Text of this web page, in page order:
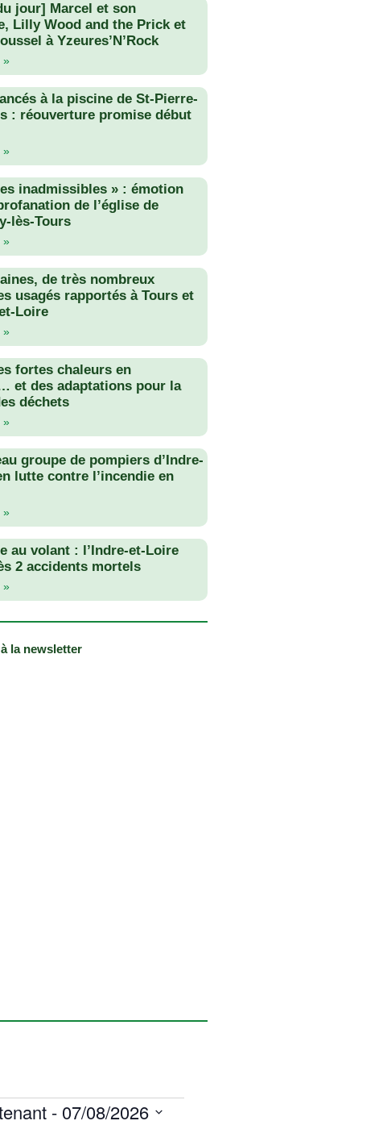
jour] Marcel et son
Lilly Wood and the Prick et
à Yzeures’N’Rock
»
à la piscine de St-Pierre-
: réouverture promise début
»
inadmissibles » : émotion
de l’église de
lès-Tours
»
de très nombreux
usagés rapportés à Tours et
Loire
»
fortes chaleurs en
et des adaptations pour la
déchets
»
groupe de pompiers d’Indre-
lutte contre l’incendie en
»
au volant : l’Indre-et-Loire
2 accidents mortels
»
la newsletter
- 07/08/2026